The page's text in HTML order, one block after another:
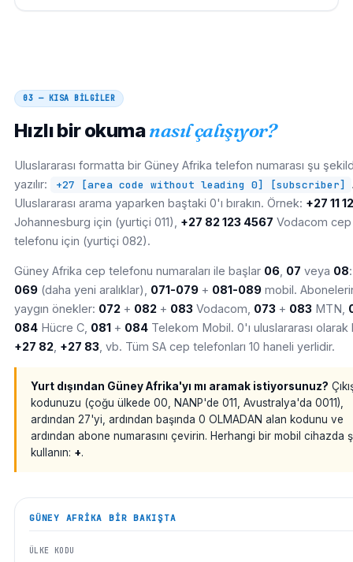
03 — KISA BİLGİLER
Hızlı bir okumanasıl çalışıyor?
Uluslararası formatta bir Güney Afrika telefon numarası şu
yazılır:
+27 [area code without leading 0] [subscriber]
Uluslararası arama yaparken baştaki 0'ı bırakın. Örnek: +27 11
Johannesburg için (yurtiçi 011), +27 82 123 4567 Vodacom cep
telefonu için (yurtiçi 082).
Güney Afrika cep telefonu numaraları ile başlar 06 07 veya 08
069 (daha yeni aralıklar), 071-079 + 081-089 mobil.
yaygın önekler: 072 + 082 + 083 Vodacom, 073 + 083 MTN,
084 Hücre C, 081 + 084 Telekom Mobil. 0'ı uluslararası olarak
+27 82 +27 83 , vb. Tüm SA cep telefonları 10 haneli yerlidir.
Yurt dışından Güney Afrika'yı mı aramak istiyorsunuz?
kodunuzu (çoğu ülkede 00, NANP'de 011, Avustralya'da 0011),
ardından 27'yi, ardından başında 0 OLMADAN alan kodunu ve
ardından abone numarasını çevirin. Herhangi bir mobil cihazda
kullanın: +.
GÜNEY AFRIKA BIR BAKIŞTA
ÜLKE KODU